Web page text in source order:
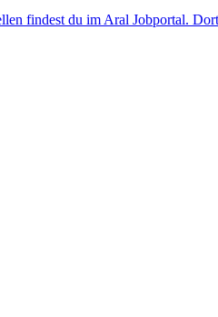
findest du im Aral Jobportal.